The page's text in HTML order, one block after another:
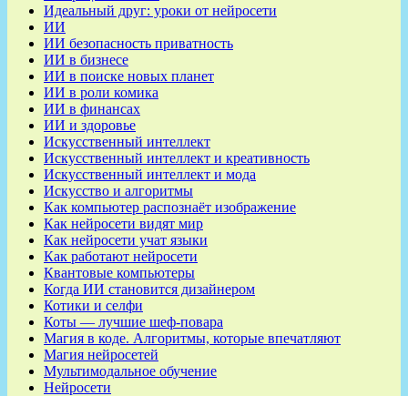
Идеальный друг: уроки от нейросети
ИИ
ИИ безопасность приватность
ИИ в бизнесе
ИИ в поиске новых планет
ИИ в роли комика
ИИ в финансах
ИИ и здоровье
Искусственный интеллект
Искусственный интеллект и креативность
Искусственный интеллект и мода
Искусство и алгоритмы
Как компьютер распознаёт изображение
Как нейросети видят мир
Как нейросети учат языки
Как работают нейросети
Квантовые компьютеры
Когда ИИ становится дизайнером
Котики и селфи
Коты — лучшие шеф-повара
Магия в коде. Алгоритмы, которые впечатляют
Магия нейросетей
Мультимодальное обучение
Нейросети